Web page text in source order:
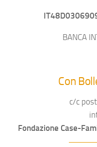
BANCA
Con
c/c
Fondazione Case-